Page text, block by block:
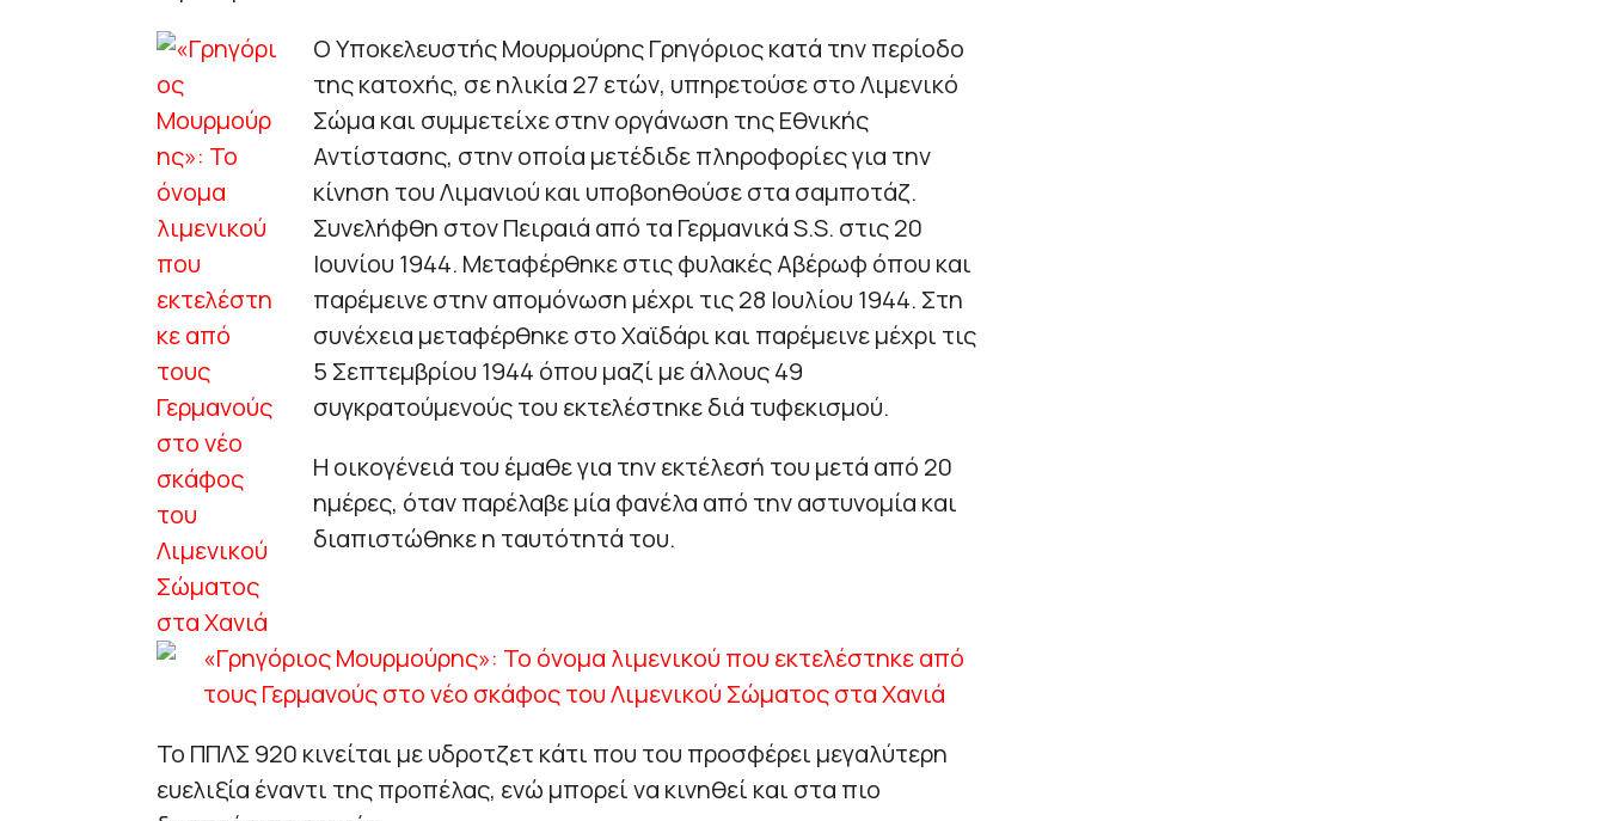
Ο Υποκελευστής Μουρμούρης Γρηγόριος κατά την περίοδο
της κατοχής, σε ηλικία 27 ετών, υπηρετούσε στο Λιμενικό
Σώμα και συμμετείχε στην οργάνωση της Εθνικής
Αντίστασης, στην οποία μετέδιδε πληροφορίες για την
κίνηση του Λιμανιού και υποβοηθούσε στα σαμποτάζ.
Συνελήφθη στον Πειραιά από τα Γερμανικά S.S. στις 20
Ιουνίου 1944. Μεταφέρθηκε στις φυλακές Αβέρωφ όπου και
παρέμεινε στην απομόνωση μέχρι τις 28 Ιουλίου 1944. Στη
συνέχεια μεταφέρθηκε στο Χαϊδάρι και παρέμεινε μέχρι τις
5 Σεπτεμβρίου 1944 όπου μαζί με άλλους 49
συγκρατούμενούς του εκτελέστηκε διά τυφεκισμού.
Η οικογένειά του έμαθε για την εκτέλεσή του μετά από 20
ημέρες, όταν παρέλαβε μία φανέλα από την αστυνομία και
διαπιστώθηκε η ταυτότητά του.
Το ΠΠΛΣ 920 κινείται με υδροτζετ κάτι που του προσφέρει μεγαλύτερη
ευελιξία έναντι της προπέλας, ενώ μπορεί να κινηθεί και στα πιο